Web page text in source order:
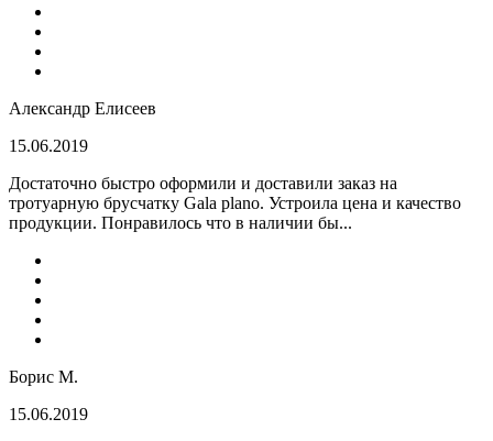
Александр Елисеев
15.06.2019
Достаточно быстро оформили и доставили заказ на
тротуарную брусчатку Gala plano. Устроила цена и качество
продукции. Понравилось что в наличии бы...
Борис М.
15.06.2019